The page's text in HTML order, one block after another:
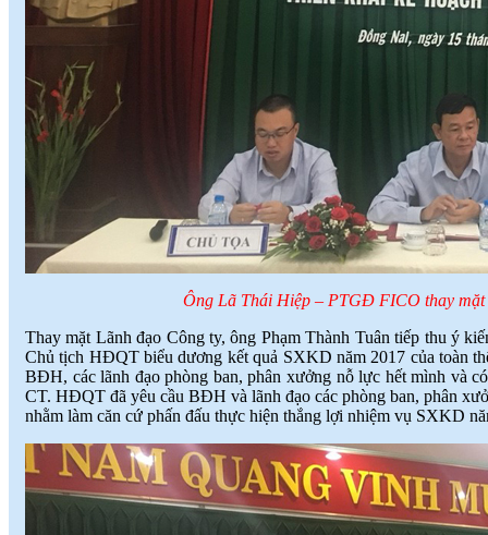
Ông Lã Thái Hiệp – PTGĐ FICO thay
Thay mặt Lãnh đạo Công ty, ông Phạm Thành Tuân tiếp thu ý
Chủ tịch HĐQT biểu dương kết quả SXKD năm 2017 của toàn
BĐH, các lãnh đạo phòng ban, phân xưởng nỗ lực hết mình và
CT. HĐQT đã yêu cầu BĐH và lãnh đạo các phòng ban, phân
nhằm làm căn cứ phấn đấu thực hiện thắng lợi nhiệm vụ SXKD